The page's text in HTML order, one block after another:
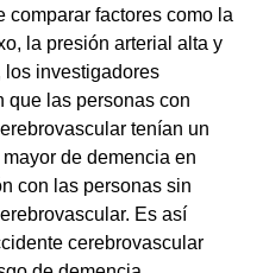
comparar factores como la
la presión arterial alta y
los investigadores
que las personas con
tenían un
de demencia en
con las personas sin
Es así
cerebrovascular